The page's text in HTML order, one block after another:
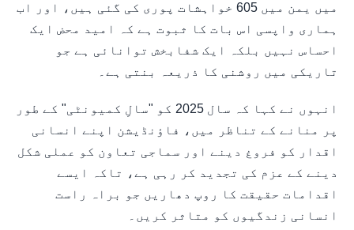
میں یمن میں 605 خواہشات پوری کی گئی ہیں، اور اب
ہماری واپسی اس بات کا ثبوت ہے کہ امید محض ایک
احساس نہیں بلکہ ایک شفابخش توانائی ہے جو
تاریکی میں روشنی کا ذریعہ بنتی ہے۔
انہوں نے کہا کہ سال 2025 کو "سالِ کمیونٹی" کے طور
پر منانے کے تناظر میں، فاؤنڈیشن اپنے انسانی
اقدار کو فروغ دینے اور سماجی تعاون کو عملی شکل
دینے کے عزم کی تجدید کر رہی ہے، تاکہ ایسے
اقدامات حقیقت کا روپ دھاریں جو براہ راست
انسانی زندگیوں کو متاثر کریں۔